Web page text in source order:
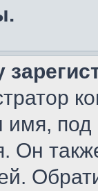
имя,
Он